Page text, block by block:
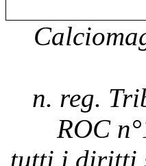
n. reg.
ROC
tutti i diritti